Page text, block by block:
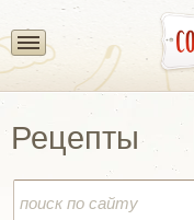
Рецепты